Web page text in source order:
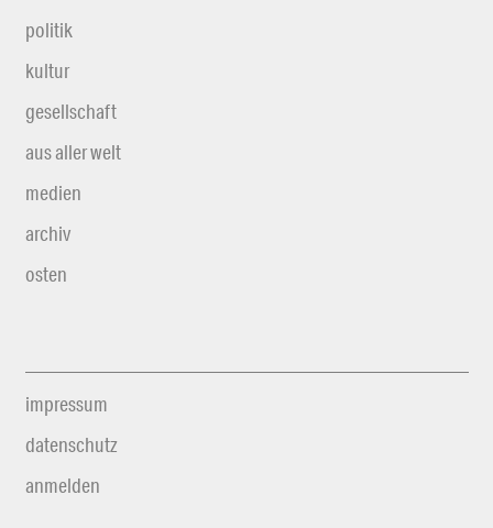
politik
kultur
gesellschaft
aus aller welt
medien
archiv
osten
impressum
datenschutz
anmelden